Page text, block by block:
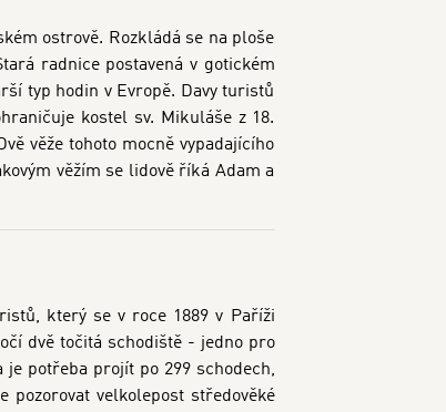
ostrově. Rozkládá se na ploše
radnice postavená v gotickém
typ hodin v Evropě. Davy turistů
kostel sv. Mikuláše z 18.
věže tohoto mocně vypadajícího
věžím se lidově říká Adam a
který se v roce 1889 v Paříži
dvě točitá schodiště - jedno pro
potřeba projít po 299 schodech,
pozorovat velkolepost středověké